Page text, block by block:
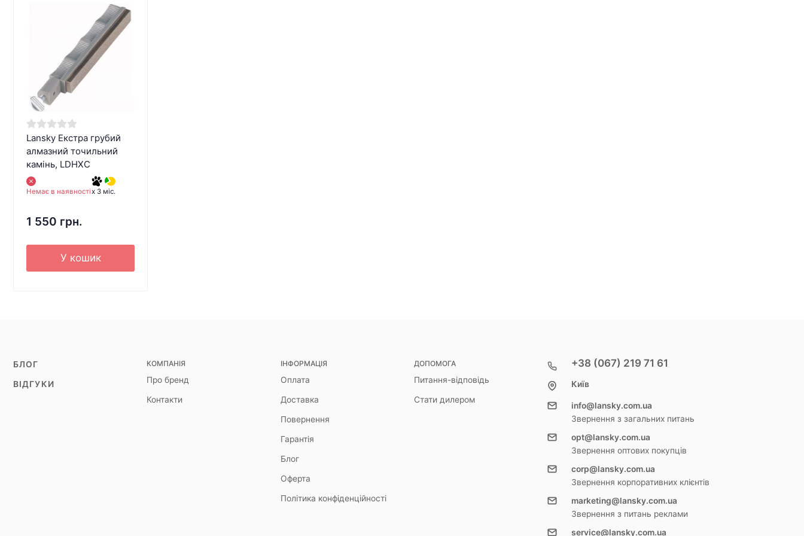
Lansky Екстра грубий
алмазний точильний
камінь, LDHXC
Немає в наявностіx 3 міс.
1 550 грн.
У кошик
БЛОГ
ВІДГУКИ
КОМПАНІЯ
Про бренд
Контакти
ІНФОРМАЦІЯ
Оплата
Доставка
Повернення
Гарантія
Блог
Оферта
Політика конфіденційності
ДОПОМОГА
Питання-відповідь
Стати дилером
+38 (067) 219 71 61
Київ
info@lansky.com.ua
Звернення з загальних питань
opt@lansky.com.ua
Звернення оптових покупців
corp@lansky.com.ua
Звернення корпоративних клієнтів
marketing@lansky.com.ua
Звернення з питань реклами
service@lansky.com.ua